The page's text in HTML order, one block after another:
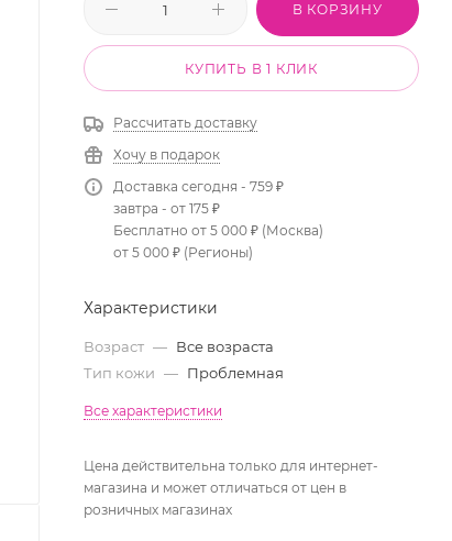
В КОРЗИНУ
КУПИТЬ В 1 КЛИК
Рассчитать доставку
Хочу в подарок
Доставка сегодня - 759 ₽
завтра - от 175 ₽
Бесплатно от 5 000 ₽ (Москва)
от 5 000 ₽ (Регионы)
Характеристики
Возраст — Все возраста
Тип кожи — Проблемная
Все характеристики
Цена действительна только для интернет-
магазина и может отличаться от цен в
розничных магазинах